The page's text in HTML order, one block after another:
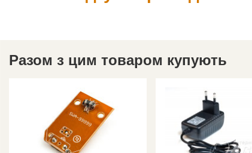
Разом з цим товаром купують